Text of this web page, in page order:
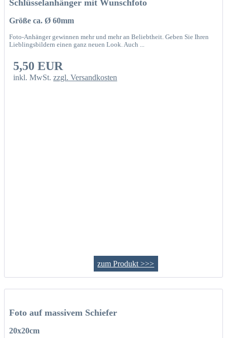
Schlüsselanhänger mit Wunschfoto
Größe ca. Ø 60mm
Foto-Anhänger gewinnen mehr und mehr an Beliebtheit. Geben Sie Ihren
Lieblingsbildern einen ganz neuen Look. Auch ...
5,50 EUR
inkl. MwSt.zzgl. Versandkosten
zum Produkt >>>
Foto auf massivem Schiefer
20x20cm